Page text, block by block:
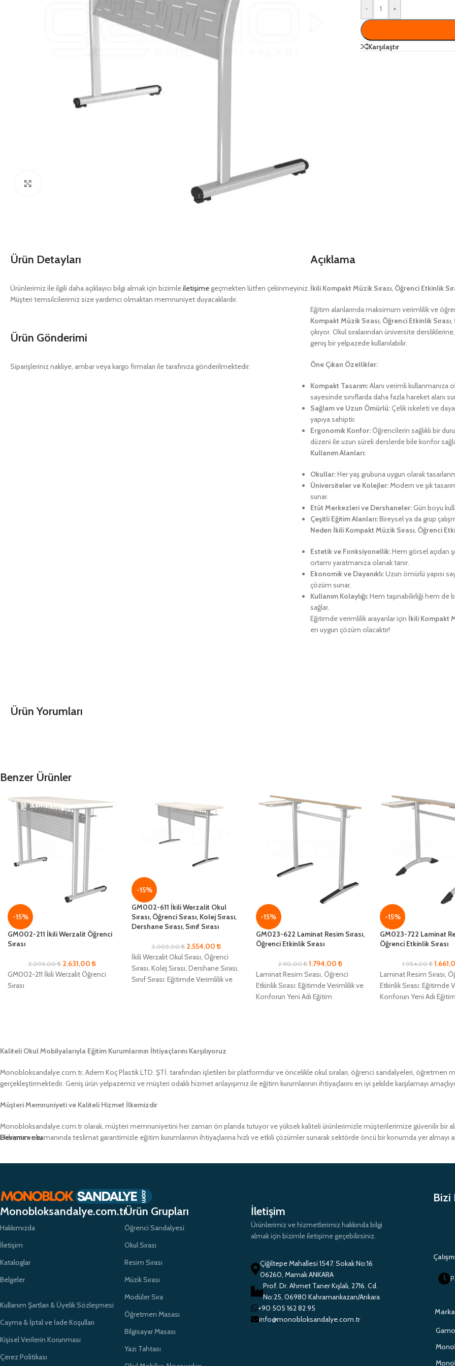
- +
Karşılaştır
Ürün Detayları
Ürünlerimiz ile ilgili daha açıklayıcı bilgi almak için bizimleiletişimegeçmekten lütfen çekinmeyiniz.
Müşteri temsilcilerimiz size yardımcı olmaktan memnuniyet duyacaklardır.
Ürün Gönderimi
Siparişleriniz nakliye, ambar veya kargo firmaları ile tarafınıza gönderilmektedir.
Açıklama
İkili Kompakt Müzik Sırası, Öğrenci Etkinlik
Eğitim alanlarında maksimum verimlilik ve
Kompakt Müzik Sırası, Öğrenci Etkinlik Sırası,
çıkıyor. Okul sıralarından üniversite
geniş bir yelpazede kullanılabilir.
Öne Çıkan Özellikler:
Kompakt Tasarım:Alanı verimli kullanmanıza
sayesinde sınıflarda daha fazla hareket alanı
Sağlam ve Uzun Ömürlü:Çelik iskeleti ve
yapıya sahiptir.
Ergonomik Konfor:Öğrencilerin sağlıklı bir
düzeni ile uzun süreli derslerde bile konfor
Kullanım Alanları:
Okullar:Her yaş grubuna uygun olarak
Üniversiteler ve Kolejler:Modern ve şık
sunar.
Etüt Merkezleri ve Dershaneler:Gün boyu
Çeşitli Eğitim Alanları:Bireysel ya da grup
Neden İkili Kompakt Müzik Sırası, Öğrenci
Estetik ve Fonksiyonellik:Hem görsel açıdan
ortamı yaratmanıza olanak tanır.
Ekonomik ve Dayanıklı:Uzun ömürlü yapısı
çözüm sunar.
Kullanım Kolaylığı:Hem taşınabilirliği hem de
sağlar.
Eğitimde verimlilik arayanlar için İkili Kompakt
en uygun çözüm olacaktır!
Ürün Yorumları
Benzer Ürünler
-15%
GM002-211 İkili Werzalit Öğrenci
Sırası
3.095,00₺ 2.631,00₺
GM002-211 İkili Werzalit Öğrenci
Sırası
-15%
GM002-611 İkili Werzalit Okul
Sırası, Öğrenci Sırası, Kolej Sırası,
Dershane Sırası, Sınıf Sırası
3.005,00₺ 2.554,00₺
İkili Werzalit Okul Sırası, Öğrenci
Sırası, Kolej Sırası, Dershane Sırası,
Sınıf Sırası: Eğitimde Verimlilik ve
-15%
GM023-622 Laminat Resim Sırası,
Öğrenci Etkinlik Sırası
2.110,00₺ 1.794,00₺
Laminat Resim Sırası, Öğrenci
Etkinlik Sırası: Eğitimde Verimlilik ve
Konforun Yeni Adı Eğitim
-15%
GM023-722 Laminat
Öğrenci Etkinlik Sırası
1.954,00₺
Laminat Resim Sırası,
Etkinlik Sırası: Eğitimde
Konforun Yeni Adı Eğitim
Kaliteli Okul Mobilyalarıyla Eğitim Kurumlarının İhtiyaçlarını Karşılıyoruz
Monobloksandalye.com.tr, Adem Koç Plastik LTD. ŞTİ. tarafından işletilen bir platformdur ve öncelikle okul sıraları, öğrenci sandalyeleri, öğretmen
gerçekleştirmektedir. Geniş ürün yelpazemiz ve müşteri odaklı hizmet anlayışımız ile eğitim kurumlarının ihtiyaçlarını en iyi şekilde karşılamayı
Müşteri Memnuniyeti ve Kaliteli Hizmet İlkemizdir
Monobloksandalye.com.tr olarak, müşteri memnuniyetini her zaman ön planda tutuyor ve yüksek kaliteli ürünlerimizle müşterilerimize güvenilir bir
ekibimiz ve zamanında teslimat garantimizle eğitim kurumlarının ihtiyaçlarına hızlı ve etkili çözümler sunarak sektörde öncü bir konumda yer almayı
Devamını oku
Monobloksandalye.com.tr
Hakkımızda
İletişim
Kataloglar
Belgeler
Kullanım Şartları & Üyelik Sözleşmesi
Cayma & İptal ve İade Koşulları
Kişisel Verilerin Korunması
Çerez Politikası
Ürün Grupları
Öğrenci Sandalyesi
Okul Sırası
Resim Sırası
Müzik Sırası
Modüler Sıra
Öğretmen Masası
Bilgisayar Masası
Yazı Tahtası
İletişim
Çiğiltepe Mahallesi 1547. Sokak No:16
06260, Mamak ANKARA
Prof. Dr. Ahmet Taner Kışlalı, 2716. Cd.
No:25, 06980 Kahramankazan/Ankara
+90 505 162 82 95
Ürünlerimiz ve hizmetlerimiz hakkında bilgi
almak için bizimle iletişime geçebilirsiniz.
info@monobloksandalye.com.tr
Bizi